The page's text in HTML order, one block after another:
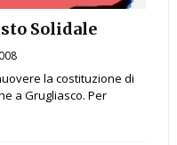
Solidale
la costituzione di
a Grugliasco. Per